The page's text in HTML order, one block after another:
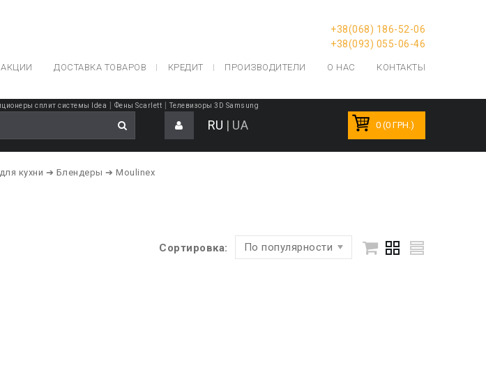
+38(068) 186-52-06
+38(093) 055-06-46
АКЦИИ ДОСТАВКА ТОВАРОВ КРЕДИТ ПРОИЗВОДИТЕЛИ О НАС КОНТАКТЫ
сплит системы Idea Фены Scarlett |Телевизоры 3D Samsung
RU | UA 0 (0 ГРН.)
кухни ➔ Блендеры ➔ Moulinex
Сортировка: По популярности